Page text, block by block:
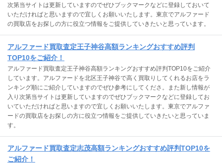
次第当サイトは更新していますのでぜひブックマークなどに登録しておいて
いただければと思いますので宜しくお願いいたします。東京でアルファード
の買取店をお探しの方に役立つ情報をご提供していきたいと思っています。
アルファード買取査定王子神谷高額ランキングおすすめ評判
TOP10をご紹介！
アルファード買取査定王子神谷高額ランキングおすすめ評判TOP10をご紹介
しています。アルファードを北区王子神谷で高く買取りしてくれるお店をラ
ンキング順にご紹介していますのでぜひ参考にしてくださ。また新し情報が
入り次第当サイトは更新していますのでぜひブックマークなどに登録してお
いていただければと思いますので宜しくお願いいたします。東京でアルファ
ードの買取店をお探しの方に役立つ情報をご提供していきたいと思っていま
す。
アルファード買取査定志茂高額ランキングおすすめ評判TOP10を
ご紹介！